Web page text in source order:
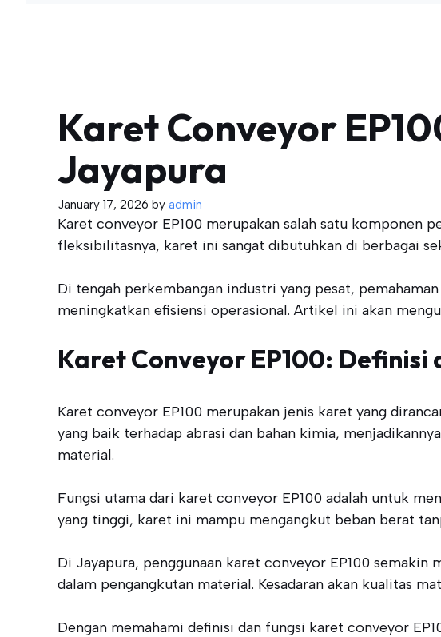
Karet Conveyor
Jayapura
January 17, 2026 by admin
Karet conveyor EP100 merupakan salah satu komponen
fleksibilitasnya, karet ini sangat dibutuhkan di berbagai
Di tengah perkembangan industri yang pesat,
meningkatkan efisiensi operasional. Artikel ini akan
Karet Conveyor EP100: Definisi
Karet conveyor EP100 merupakan jenis karet yang
yang baik terhadap abrasi dan bahan kimia,
material.
Fungsi utama dari karet conveyor EP100 adalah untuk
yang tinggi, karet ini mampu mengangkut beban berat
Di Jayapura, penggunaan karet conveyor EP100
dalam pengangkutan material. Kesadaran akan kualitas
Dengan memahami definisi dan fungsi karet conveyor